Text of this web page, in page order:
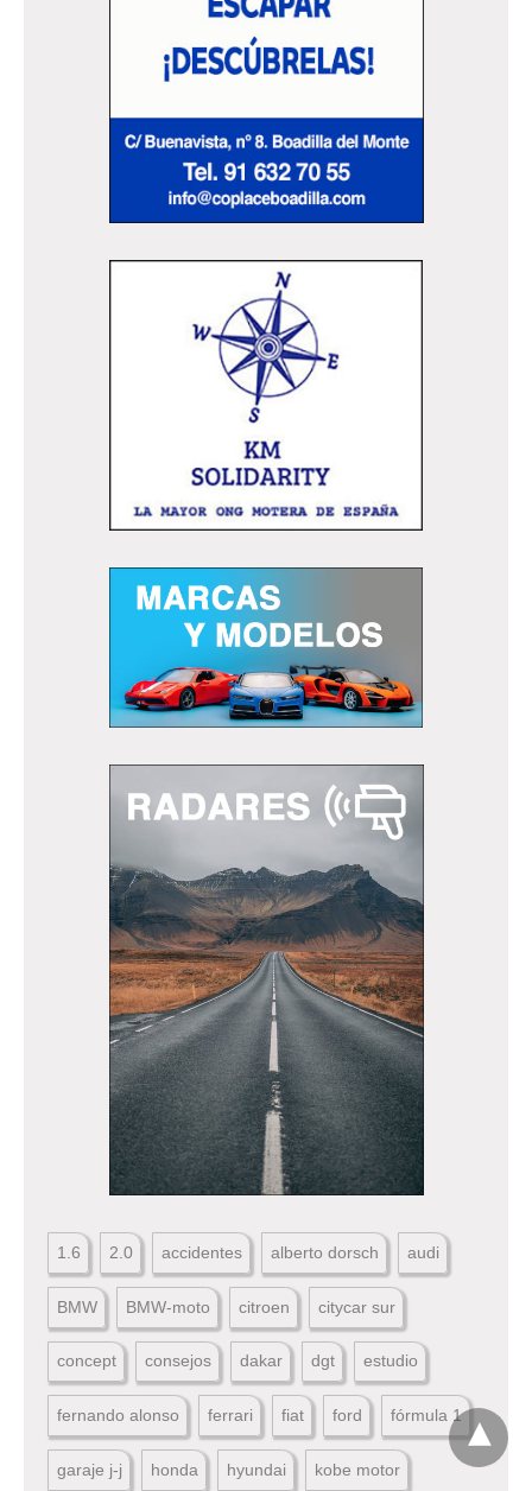
1.6 2.0 accidentes alberto dorsch audi
BMW BMW-moto citroen citycar sur
concept consejos dakar dgt estudio
fernando alonso ferrari fiat ford fórmula 1
garaje j-j honda hyundai kobe motor